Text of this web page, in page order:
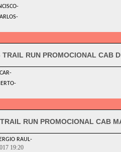
TRAIL RUN PROMOCIONAL CAB
RUN PROMOCIONAL CAB
RAUL-
19:20